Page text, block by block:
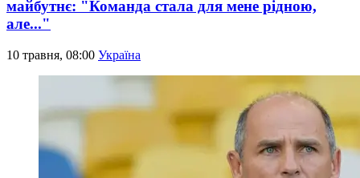
майбутнє: "Команда стала для мене рідною,
але..."
10 травня, 08:00 Україна